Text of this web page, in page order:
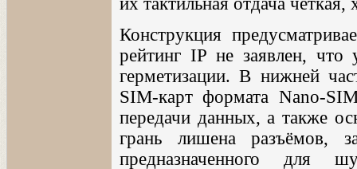
Конструкция
рейтинг IP не заявлен, что
герметизации. В нижней
SIM-карт формата Nano-
передачи данных, а также
грань лишена разъёмов,
предназначенного для